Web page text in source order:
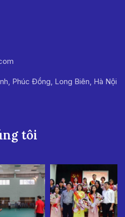
Phúc Đồng, Long Biên, Hà Nội
tôi